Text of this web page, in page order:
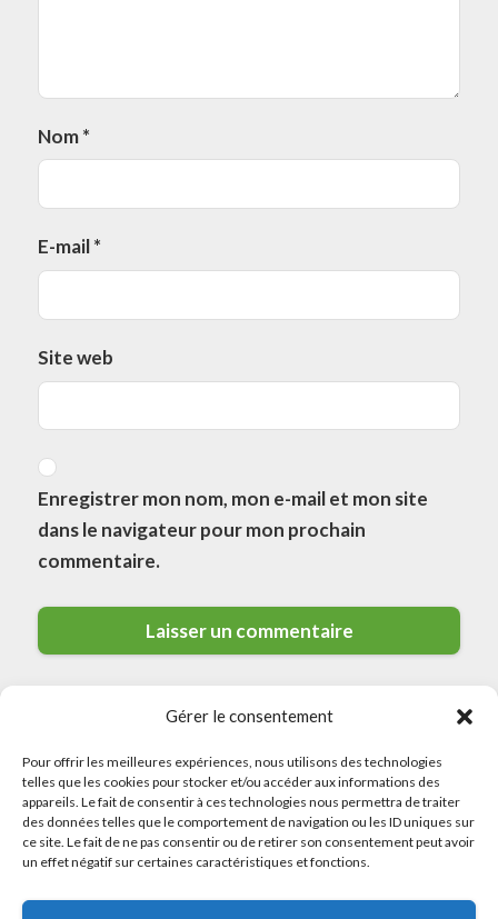
Gérer le consentement
Pour offrir les meilleures expériences, nous utilisons des technologies
telles que les cookies pour stocker et/ou accéder aux informations des
appareils. Le fait de consentir à ces technologies nous permettra de traiter
des données telles que le comportement de navigation ou les ID uniques sur
ce site. Le fait de ne pas consentir ou de retirer son consentement peut avoir
un effet négatif sur certaines caractéristiques et fonctions.
Nom*
E-mail*
Site web
Enregistrer mon nom, mon e-mail et mon site
dans le navigateur pour mon prochain
commentaire.
© 2026 Meilleurs Plombiers · All rights reserved